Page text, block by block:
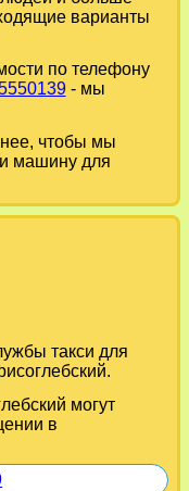
варианты
по телефону
- мы
чтобы мы
машину для
такси для
могут
в